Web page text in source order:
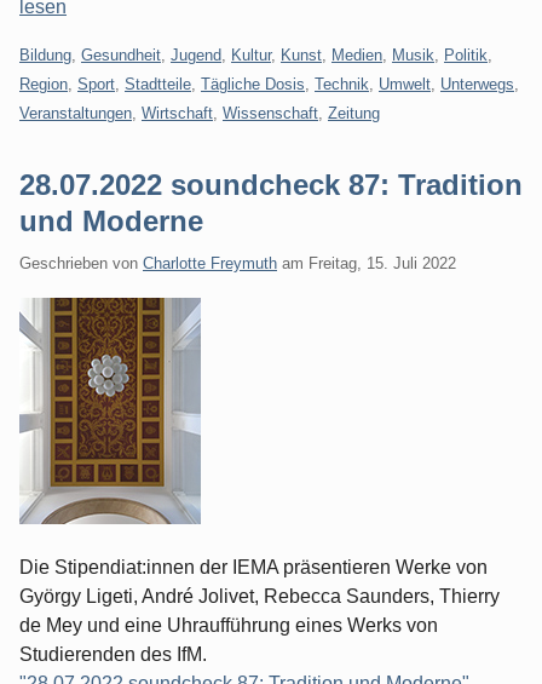
lesen
Kategorien:
Bildung Gesundheit Jugend Kultur, Kunst Medien Musik Politik
Region Sport Stadtteile Tägliche Dosis Technik Umwelt Unterwegs
Veranstaltungen Wirtschaft Wissenschaft Zeitung
28.07.2022 soundcheck 87: Tradition
und Moderne
Geschrieben von Charlotte Freymuth am Freitag, 15. Juli 2022
Die Stipendiat:innen der IEMA präsentieren Werke von
György Ligeti, André Jolivet, Rebecca Saunders, Thierry
de Mey und eine Uhraufführung eines Werks von
Studierenden des IfM.